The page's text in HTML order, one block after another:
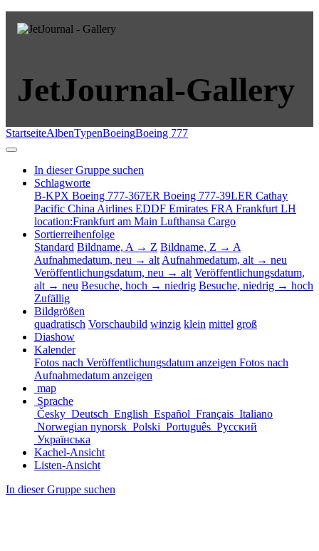
JetJournal-Gallery
StartseiteAlbenTypenBoeingBoeing 777
In dieser Gruppe suchen
Schlagworte
B-KPX Boeing 777-367ER Boeing 777-39LER Cathay
Pacific China Airlines EDDF Emirates FRA Frankfurt LH
location:Frankfurt am Main Lufthansa Cargo
Sortierreihenfolge
Standard Bildname, A → Z Bildname, Z → A
Aufnahmedatum, neu → alt Aufnahmedatum, alt → neu
Veröffentlichungsdatum, neu → alt Veröffentlichungsdatum,
alt → neu Besuche, hoch → niedrig Besuche, niedrig → hoch
Zufällig
Bildgrößen
quadratisch Vorschaubild winzig klein mittel groß
Diashow
Kalender
Fotos nach Veröffentlichungsdatum anzeigen Fotos nach
Aufnahmedatum anzeigen
map
Sprache
Česky Deutsch English Español Français Italiano
Norwegian nynorsk Polski Português Русский
Українська
Kachel-Ansicht
Listen-Ansicht
In dieser Gruppe suchen